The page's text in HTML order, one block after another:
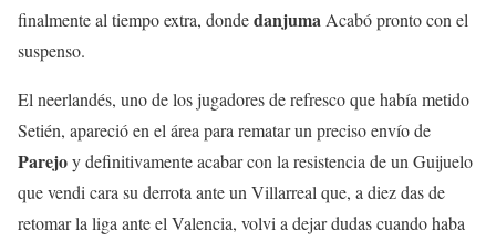
finalmente al tiempo extra, dondedanjumaAcabó pronto con el
suspenso.
El neerlandés, uno de los jugadores de refresco que había metido
Setién, apareció en el área para rematar un preciso envío de
Parejoy definitivamente acabar con la resistencia de un Guijuelo
que vendi cara su derrota ante un Villarreal que, a diez das de
retomar la liga ante el Valencia, volvi a dejar dudas cuando haba